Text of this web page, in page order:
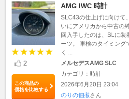
2
この商品の
価格を比較する
AMG IWC 時計
SLC43の仕上げに向けて
いにアメリカから中古の
回入手したのは、SLに装
ーツ。 車検のタイミング
く ...
メルセデスAMG SLC
カテゴリ：時計
2026年6月20日 23:04
のりの佃煮さん